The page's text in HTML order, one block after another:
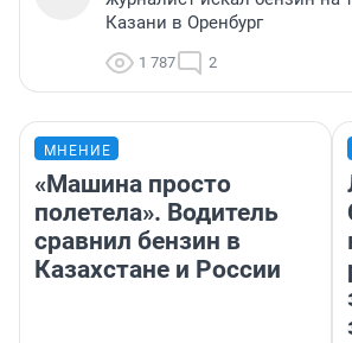
Казани в Оренбург
1 787 2
МНЕНИЕ
«Машина просто
полетела». Водитель
сравнил бензин в
Казахстане и России